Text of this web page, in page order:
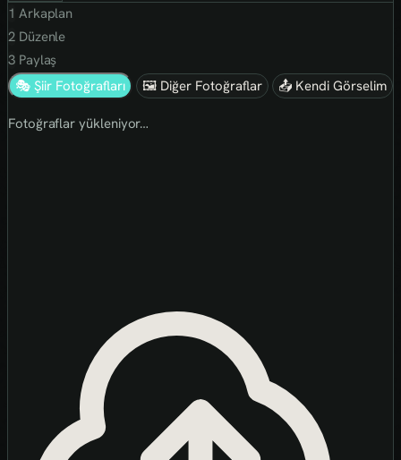
1 Arkaplan
2Düzenle
3Paylaş
🎭 Şiir Fotoğrafları
🖼 Diğer Fotoğraflar 📤 Kendi Görselim
Fotoğraflar yükleniyor…